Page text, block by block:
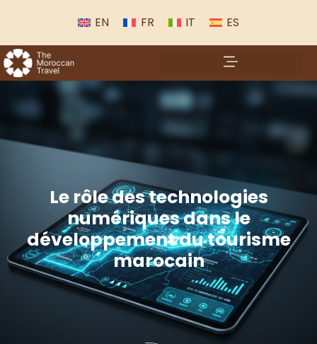
EN FR IT ES
Le rôle des technologies
numériques dans le
développement du tourisme
marocain